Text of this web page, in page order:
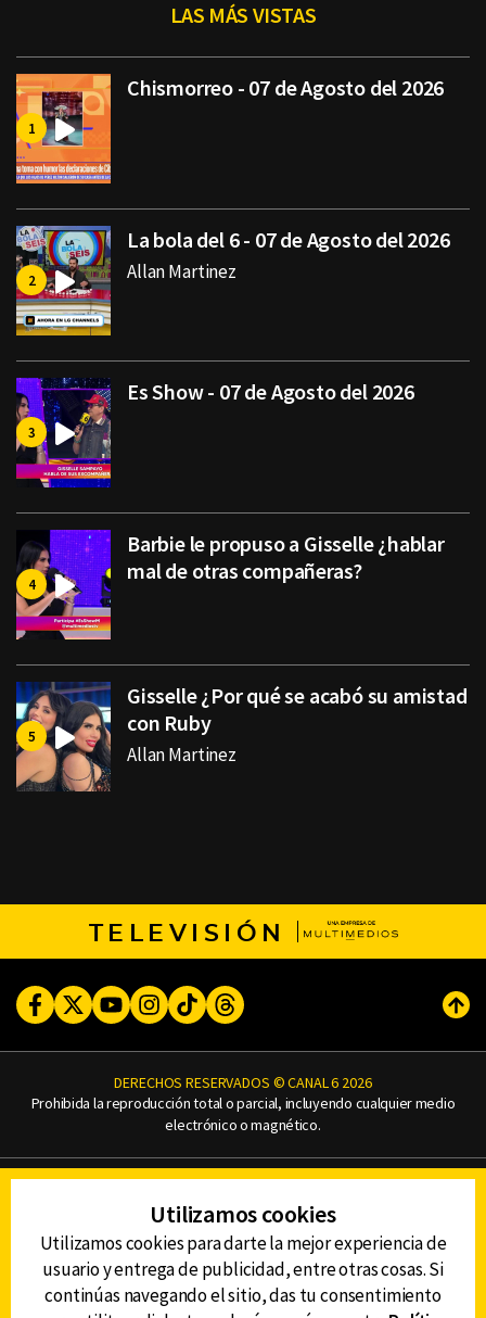
LAS MÁS VISTAS
Chismorreo - 07 de Agosto del 2026
La bola del 6 - 07 de Agosto del 2026
Allan Martinez
Es Show - 07 de Agosto del 2026
Barbie le propuso a Gisselle ¿hablar
mal de otras compañeras?
Gisselle ¿Por qué se acabó su amistad
con Ruby
Allan Martinez
TELEVISIÓN
FacebookTwitterYoutubeInstagram
TikTokThreads
DERECHOS RESERVADOS © CANAL 6 2026
Prohibida la reproducción total o parcial, incluyendo cualquier medio
electrónico o magnético.
AVISO DE PRIVACIDAD
AVISO LEGAL
DEFENSORÍA DE LAS AUDIENCIAS
Utilizamos cookies
Utilizamos cookies para darte la mejor experiencia de
usuario y entrega de publicidad, entre otras cosas. Si
continúas navegando el sitio, das tu consentimiento